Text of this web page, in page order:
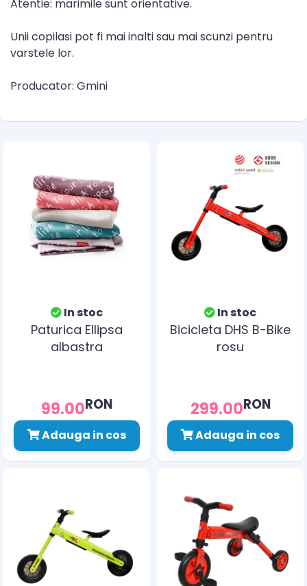
Atentie: marimile sunt orientative.
Unii copilasi pot fi mai inalti sau mai scunzi pentru
varstele lor.
Producator: Gmini
In stoc
Paturica Ellipsa
albastra
99.00RON
Adauga in cos
In stoc
Bicicleta DHS B-Bike
rosu
299.00RON
Adauga in cos